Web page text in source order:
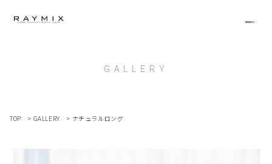
GALLERY
TOP > GALLERY > ナチュラルロング